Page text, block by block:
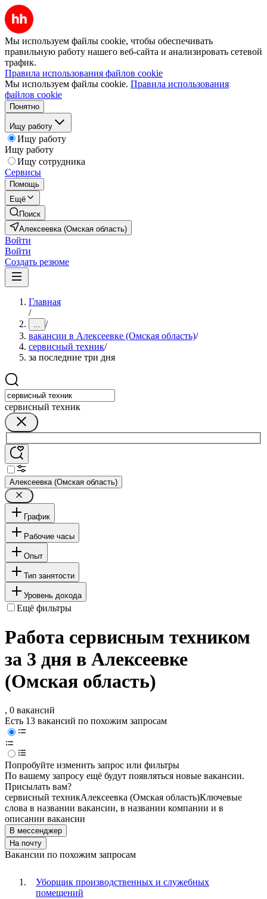
Мы используем файлы cookie, чтобы обеспечивать
правильную работу нашего веб-сайта и анализировать сетевой
трафик.
Правила использования файлов cookie
Мы используем файлы cookie. Правила использования
файлов cookie
Понятно
Ищу работу
Ищу работу
Ищу работу
Ищу сотрудника
Сервисы
Помощь
Ещё
Поиск
Алексеевка (Омская область)
Войти
Войти
Создать резюме
Главная
/
... /
вакансии в Алексеевке (Омская область)/
сервисный техник/
за последние три дня
сервисный техник
Алексеевка (Омская область)
График
Рабочие часы
Опыт
Тип занятости
Уровень дохода
Ещё фильтры
Работа сервисным техником
за 3 дня в Алексеевке
(Омская область)
, 0 вакансий
Есть 13 вакансий по похожим запросам
Попробуйте изменить запрос или фильтры
По вашему запросу ещё будут появляться новые вакансии.
Присылать вам?
сервисный техникАлексеевка (Омская область)Ключевые
слова в названии вакансии, в названии компании и в
описании вакансии
В мессенджер
На почту
Вакансии по похожим запросам
Уборщик производственных и служебных
помещений